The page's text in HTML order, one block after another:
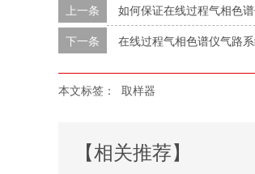
上一条
如何保证在线过程气相色
下一条 在线过程气相色谱仪气路
本文标签： 取样器
【相关推荐】